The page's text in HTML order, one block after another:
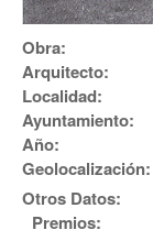
Obra:
Arquitecto:
Localidad:
Ayuntamiento:
Año:
Geolocalización:
Otros Datos:
Premios: